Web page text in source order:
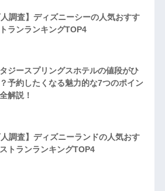
人調査】ディズニーシーの人気おすす
ランランキングTOP4
ジースプリングスホテルの値段がひ
予約したくなる魅力的な7つのポイン
解説！
人調査】ディズニーランドの人気おす
トランランキングTOP4